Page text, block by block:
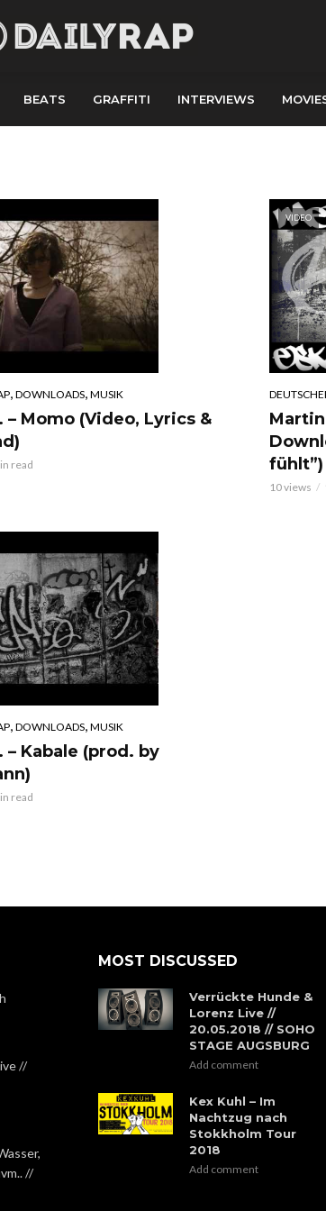
BEATS GRAFFITI INTERVIEWS
DOWNLOADS MUSIK
– Momo (Video, Lyrics &
read
VIDEO
fühlt”)
10 views
DOWNLOADS MUSIK
– Kabale (prod. by
read
//
//
MOST DISCUSSED
Verrückte Hunde &
Lorenz Live //
20.05.2018 // SOHO
STAGE AUGSBURG
Add comment
Kex Kuhl – Im
Nachtzug nach
Stokkholm Tour
2018
Add comment